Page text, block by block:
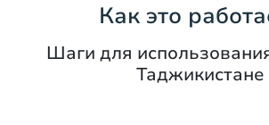
Как это
Шаги для
Таджикистане